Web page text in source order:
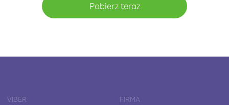
Pobierz teraz
VIBER FIRMA